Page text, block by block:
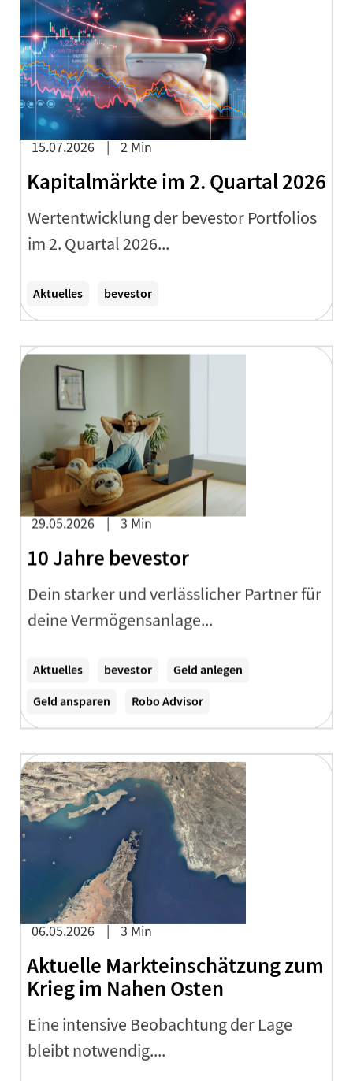
PodCasts
15.07.2026 2 Min
Kapitalmärkte im 2. Quartal 2026
Wertentwicklung der bevestor Portfolios
im 2. Quartal 2026...
Aktuelles bevestor
29.05.2026 3 Min
10 Jahre bevestor
Dein starker und verlässlicher Partner für
deine Vermögensanlage...
Aktuelles bevestor
Geld anlegen
Geld ansparen
Robo Advisor
06.05.2026 3 Min
Aktuelle Markteinschätzung zum
Krieg im Nahen Osten
Eine intensive Beobachtung der Lage
bleibt notwendig....